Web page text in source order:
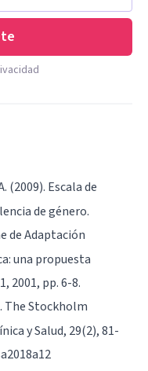
(2009). Escala de
de género.
de Adaptación
una propuesta
2001, pp. 6-8.
The Stockholm
y Salud, 29(2), 81-